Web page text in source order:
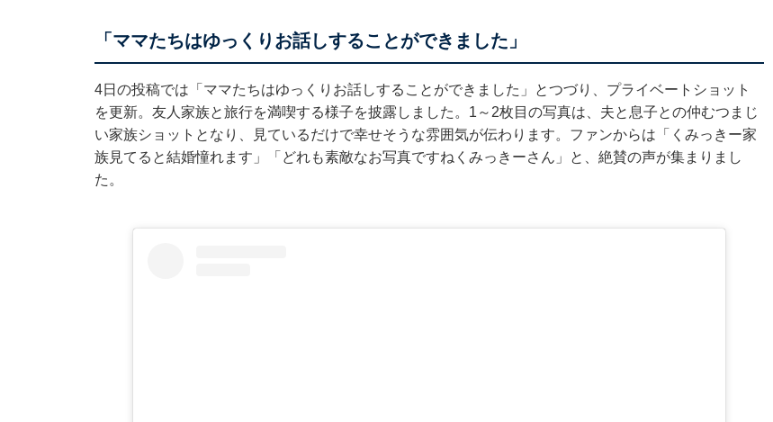
「ママたちはゆっくりお話しすることができました」
4日の投稿では「ママたちはゆっくりお話しすることができました」とつづり、プライベートショット
を更新。友人家族と旅行を満喫する様子を披露しました。1～2枚目の写真は、夫と息子との仲むつまじ
い家族ショットとなり、見ているだけで幸せそうな雰囲気が伝わります。ファンからは「くみっきー家
族見てると結婚憧れます」「どれも素敵なお写真ですねくみっきーさん」と、絶賛の声が集まりまし
た。